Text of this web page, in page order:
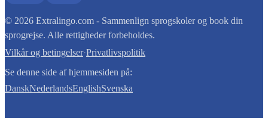
© 2026 Extralingo.com - Sammenlign sprogskoler og book din
sprogrejse. Alle rettigheder forbeholdes.
Vilkår og betingelser·Privatlivspolitik
Se denne side af hjemmesiden på:
DanskNederlandsEnglishSvenska